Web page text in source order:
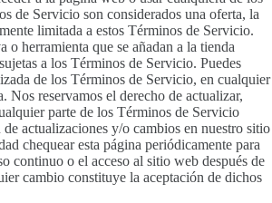
de Servicio son considerados una oferta, la
limitada a estos Términos de Servicio.
o herramienta que se añadan a la tienda
a los Términos de Servicio. Puedes
de los Términos de Servicio, en cualquier
Nos reservamos el derecho de actualizar,
parte de los Términos de Servicio
actualizaciones y/o cambios en nuestro sitio
chequear esta página periódicamente para
continuo o el acceso al sitio web después de
cambio constituye la aceptación de dichos